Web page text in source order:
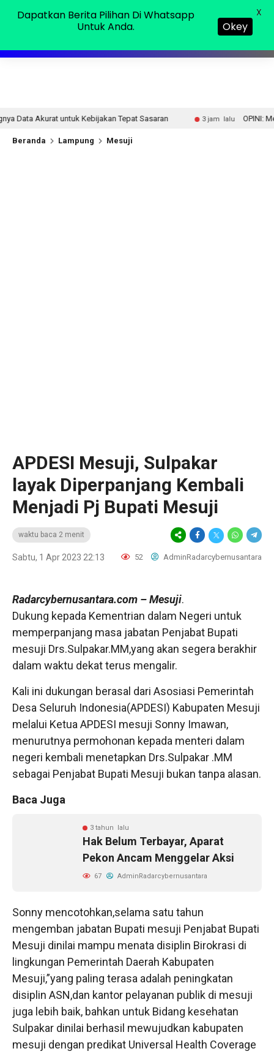
Tepat Sasaran 3 jam lalu OPINI: Mewaspadai Pelaku
Beranda Lampung Mesuji
APDESI Mesuji, Sulpakar
layak Diperpanjang Kembali
Menjadi Pj Bupati Mesuji
waktu baca 2 menit
Sabtu, 1 Apr 2023 22:13 52 AdminRadarcybernusantara
Radarcybernusantara.com – Mesuji.
Dukung kepada Kementrian dalam Negeri untuk
memperpanjang masa jabatan Penjabat Bupati
mesuji Drs.Sulpakar.MM,yang akan segera berakhir
dalam waktu dekat terus mengalir.
Kali ini dukungan berasal dari Asosiasi Pemerintah
Desa Seluruh Indonesia(APDESI) Kabupaten Mesuji
melalui Ketua APDESI mesuji Sonny Imawan,
menurutnya permohonan kepada menteri dalam
negeri kembali menetapkan Drs.Sulpakar .MM
sebagai Penjabat Bupati Mesuji bukan tanpa alasan.
Baca Juga
3 tahun lalu
Hak Belum Terbayar, Aparat
Pekon Ancam Menggelar Aksi
67 AdminRadarcybernusantara
Sonny mencotohkan,selama satu tahun
mengemban jabatan Bupati mesuji Penjabat Bupati
Mesuji dinilai mampu menata disiplin Birokrasi di
lingkungan Pemerintah Daerah Kabupaten
Mesuji,”yang paling terasa adalah peningkatan
disiplin ASN,dan kantor pelayanan publik di mesuji
juga lebih baik, bahkan untuk Bidang kesehatan
Sulpakar dinilai berhasil mewujudkan kabupaten
mesuji dengan predikat Universal Health Coverage
Dapatkan Berita Pilihan Di Whatsapp
Untuk Anda.
Okey
X